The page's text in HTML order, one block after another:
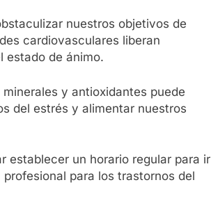
nuestros objetivos de
cardiovasculares liberan
estado de ánimo.
y antioxidantes puede
del estrés y alimentar nuestros
establecer un horario regular para ir
para los trastornos del